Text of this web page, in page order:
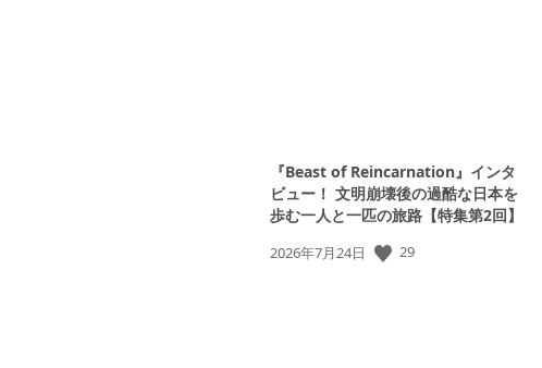
『Beast of Reincarnation』インタ
ビュー！ 文明崩壊後の過酷な日本を
歩む一人と一匹の旅路【特集第2回】
公
2026年7月24日 29